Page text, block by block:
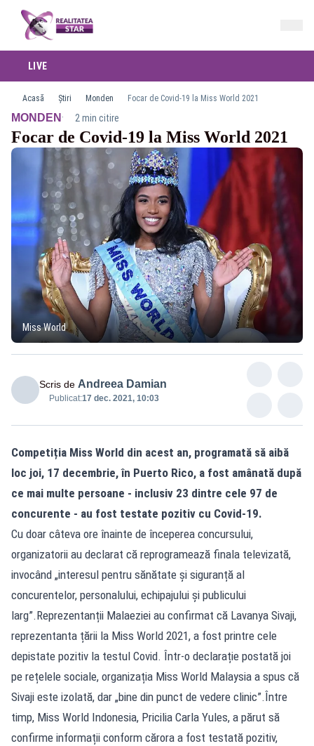
LIVE
Acasă Știri Monden Focar de Covid-19 la Miss World 2021
MONDEN · 2 min citire
Focar de Covid-19 la Miss World 2021
Miss World
Scris de Andreea Damian
Publicat:17 dec. 2021, 10:03
Competiția Miss World din acest an, programată să aibă
loc joi, 17 decembrie, în Puerto Rico, a fost amânată după
ce mai multe persoane - inclusiv 23 dintre cele 97 de
concurente - au fost testate pozitiv cu Covid-19.
Cu doar câteva ore înainte de începerea concursului,
organizatorii au declarat că reprogramează finala televizată,
invocând „interesul pentru sănătate și siguranță al
concurentelor, personalului, echipajului și publicului
larg”.Reprezentanții Malaeziei au confirmat că Lavanya Sivaji,
reprezentanta țării la Miss World 2021, a fost printre cele
depistate pozitiv la testul Covid. Într-o declarație postată joi
pe rețelele sociale, organizația Miss World Malaysia a spus că
Sivaji este izolată, dar „bine din punct de vedere clinic”.Între
timp, Miss World Indonesia, Pricilia Carla Yules, a părut să
confirme informații conform cărora a fost testată pozitiv,